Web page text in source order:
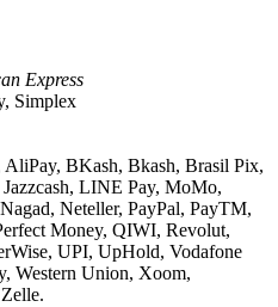
Express
Simplex
BKash, Bkash, Brasil Pix,
LINE Pay, MoMo,
Neteller, PayPal, PayTM,
Money, QIWI, Revolut,
UPI, UpHold, Vodafone
Western Union, Xoom,